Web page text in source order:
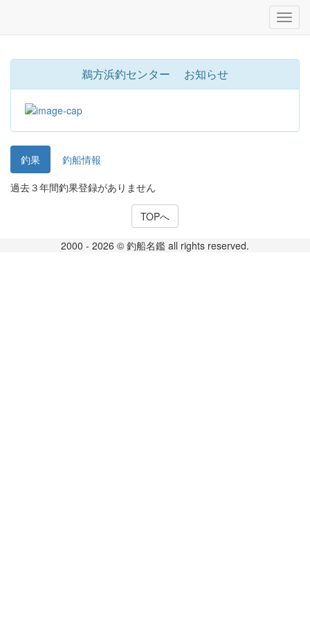
鵜方浜釣センター お知らせ
釣果
釣船情報
過去３年間釣果登録がありません
TOPへ
2000 - 2026 © 釣船名鑑 all rights reserved.